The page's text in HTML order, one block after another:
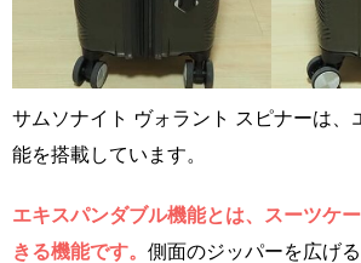
サムソナイト ヴォラント スピナーは、
能を搭載しています。
エキスパンダブル機能とは、スーツケ
きる機能です。 側面のジッパーを広げ